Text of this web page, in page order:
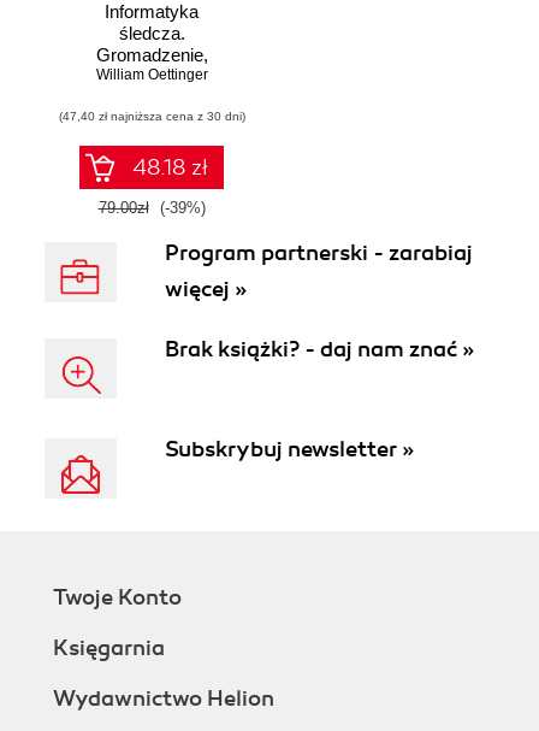
Informatyka
śledcza.
Gromadzenie,
analiza i
dowodów
elektronicznych dla
początkujących.
Wydanie II
William Oettinger
(47,40 zł najniższa cena z 30 dni)
48.18 zł
79.00zł (-39%)
Program partnerski - zarabiaj
więcej »
Brak książki? - daj nam znać »
Subskrybuj newsletter »
Twoje Konto
Księgarnia
Wydawnictwo Helion